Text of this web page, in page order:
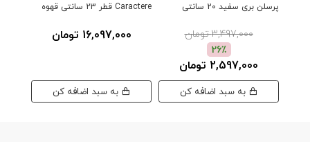
پرسلن بری سفید 20 سانتی
3,497,000 تومان
26٪
2,597,000 تومان
Caractere قطر 23 سانتی قهوه
16,097,000 تومان